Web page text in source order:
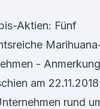
Aktien: Fünf
- Anmerkung
am 22.11.2018
rund